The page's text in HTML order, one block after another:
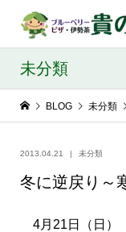
未分類
BLOG 未分類
2013.04.21 未分類
冬に逆戻り～
4月21日（日）